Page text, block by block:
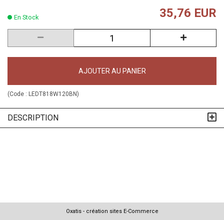
En Stock 35,76 EUR
AJOUTER AU PANIER
(Code : LEDT818W120BN)
DESCRIPTION
Oxatis - création sites E-Commerce